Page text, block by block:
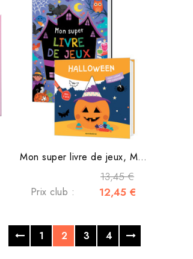
Mon super livre de jeux, Mon cahier coloriages Halloween
13,45 €
Prix club : 12,45 €
1 2 3 4